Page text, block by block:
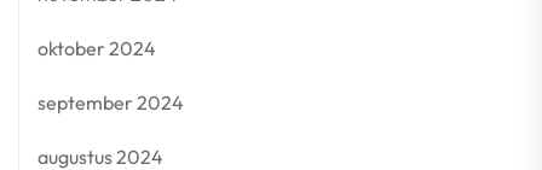
oktober 2024
september 2024
augustus 2024